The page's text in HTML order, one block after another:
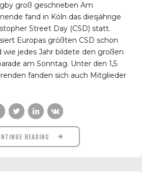
groß geschrieben Am
fand in Köln das diesjährige
Street Day (CSD) statt.
Europas größten CSD schon
wie jedes Jahr bildete den großen
am Sonntag. Unter den 1,5
fanden sich auch Mitglieder
READING